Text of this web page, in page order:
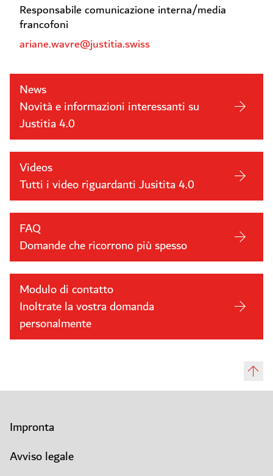
Responsabile comunicazione interna/media
francofoni
ariane.wavre@justitia.swiss
News
Novità e informazioni interessanti su
Justitia 4.0
Videos
Tutti i video riguardanti Jusitita 4.0
FAQ
Domande che ricorrono più spesso
Modulo di contatto
Inoltrate la vostra domanda
personalmente
Impronta
Avviso legale